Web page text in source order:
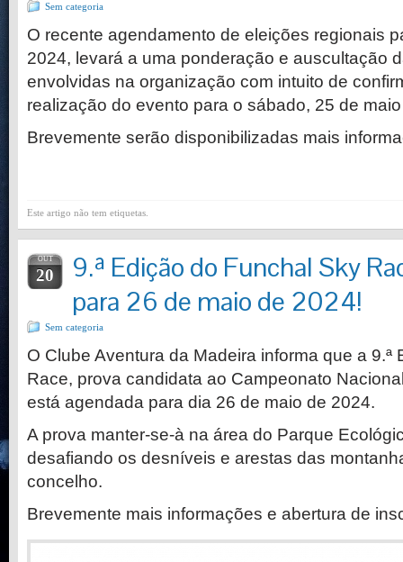
Sem categoria
O recente agendamento de eleições regionais
2024, levará a uma ponderação e auscultação
envolvidas na organização com intuito de
realização do evento para o sábado, 25 de
Brevemente serão disponibilizadas mais
Este artigo não tem etiquetas.
OUT
20
9.ª Edição do Funchal Sky
para 26 de maio de 2024!
Sem categoria
O Clube Aventura da Madeira informa que a 9.ª
Race, prova candidata ao Campeonato
está agendada para dia 26 de maio de 2024.
A prova manter-se-à na área do Parque
desafiando os desníveis e arestas das
concelho.
Brevemente mais informações e abertura de